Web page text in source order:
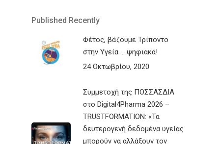
Published Recently
Φέτος, βάζουμε Τρίποντο
στην Υγεία … ψηφιακά!
24 Οκτωβρίου, 2020
Συμμετοχή της ΠΟΣΣΑΣΔΙΑ
στο Digital4Pharma 2026 –
TRUSTFORMATION: «Τα
δευτερογενή δεδομένα υγείας
μπορούν να αλλάξουν τον